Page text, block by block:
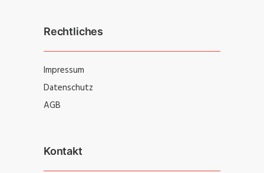
Rechtliches
Impressum
Datenschutz
AGB
Kontakt